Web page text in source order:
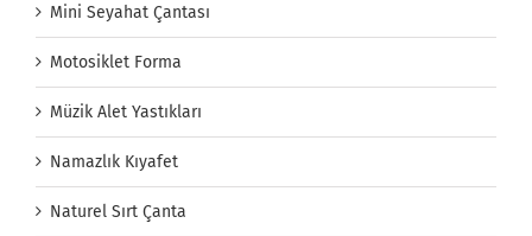
Mini Seyahat Çantası
Motosiklet Forma
Müzik Alet Yastıkları
Namazlık Kıyafet
Naturel Sırt Çanta